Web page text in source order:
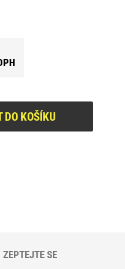
DO KOŠÍKU
ZEPTEJTE SE